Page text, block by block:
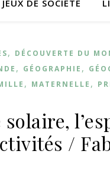
JEUX DE SOCIÉTÉ
, DÉCOUVERTE DU
, GÉOGRAPHIE ,
, MATERNELLE ,
/